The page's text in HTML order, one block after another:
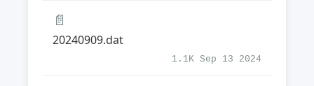
📄
20240909.dat
1.1K Sep 13 2024